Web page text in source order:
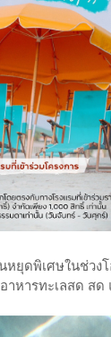
ดพิเศษในช่วงโ
าหารทะเลสด ส